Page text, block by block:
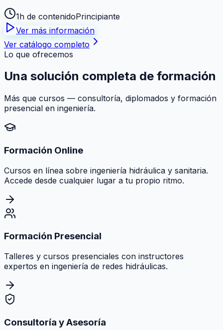
1h de contenidoPrincipiante
Ver más información
Ver catálogo completo
Lo que ofrecemos
Una solución completa de formación
Más que cursos — consultoría, diplomados y formación
presencial en ingeniería.
Formación Online
Cursos en línea sobre ingeniería hidráulica y sanitaria.
Accede desde cualquier lugar a tu propio ritmo.
Formación Presencial
Talleres y cursos presenciales con instructores
expertos en ingeniería de redes hidráulicas.
Consultoría y Asesoría